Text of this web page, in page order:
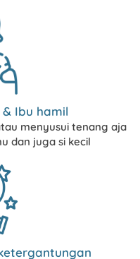
Ibu hamil
menyusui tenang aja
dan juga si kecil